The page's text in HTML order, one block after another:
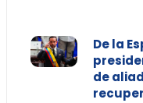
De la
de